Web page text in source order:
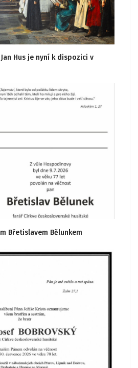
Hus je nyní k dispozici v
Břetislavem Bělunkem